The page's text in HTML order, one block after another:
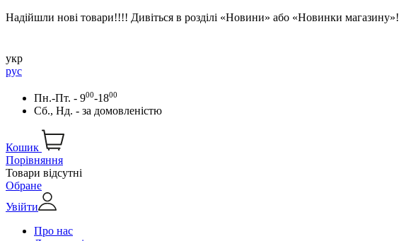
Надійшли нові товари!!!! Дивіться в розділі «Новини» або «Новинки магазину»!
укр
рус
Пн.-Пт. - 900-1800
Сб., Нд. - за домовленістю
Кошик
Порівняння
Товари відсутні
Обране
Увійти
Про нас